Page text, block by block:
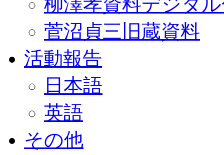
菅沼貞三旧蔵資料
活動報告
日本語
英語
その他